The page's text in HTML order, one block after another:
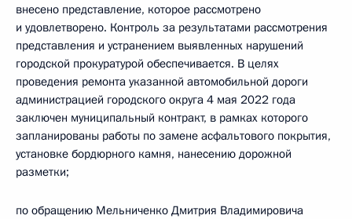
внесено представление, которое рассмотрено
и удовлетворено. Контроль за результатами рассмотрения
представления и устранением выявленных нарушений
городской прокуратурой обеспечивается. В целях
проведения ремонта указанной автомобильной дороги
администрацией городского округа 4 мая 2022 года
заключен муниципальный контракт, в рамках которого
запланированы работы по замене асфальтового покрытия,
установке бордюрного камня, нанесению дорожной
разметки;
по обращению Мельниченко Дмитрия Владимировича